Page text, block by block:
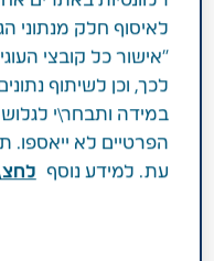
תחום טיפול
מחלות מערכת
פעילות
הקשורים לדיכאון
לאיסוף חלק מנתוני
"אישור כל קובצי
לכך, וכן לשיתוף
במידה ותבחר\י
הפרטיים לא ייאספו.
עת. למידע נוסף